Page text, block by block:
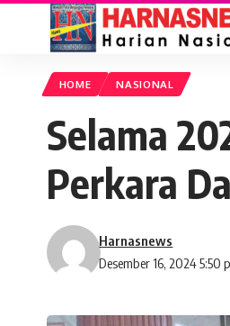
HOME NASIONAL
Selama
Perkara
Desember 16, 2024 5:50
Harnasnews